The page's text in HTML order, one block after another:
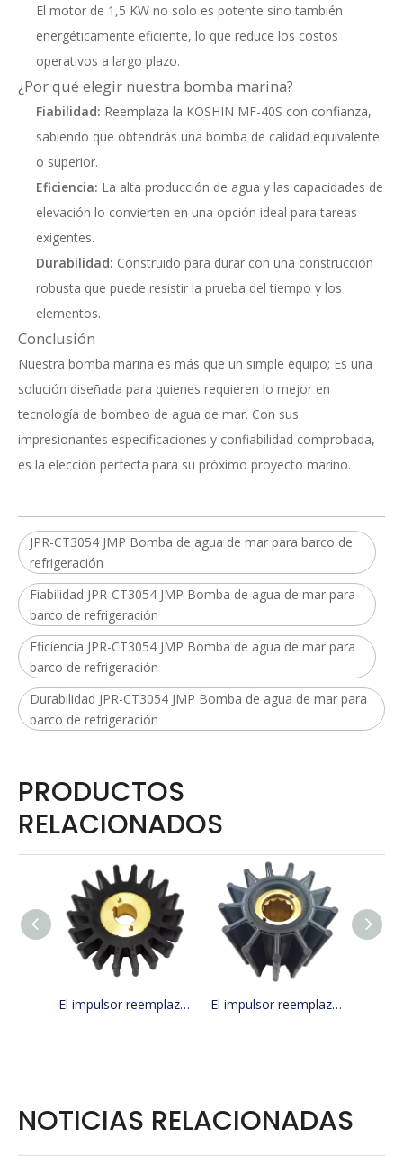
El motor de 1,5 KW no solo es potente sino también
energéticamente eficiente, lo que reduce los costos
operativos a largo plazo.
¿Por qué elegir nuestra bomba marina?
Fiabilidad: Reemplaza la KOSHIN MF-40S con confianza,
sabiendo que obtendrás una bomba de calidad equivalente
o superior.
Eficiencia: La alta producción de agua y las capacidades de
elevación lo convierten en una opción ideal para tareas
exigentes.
Durabilidad: Construido para durar con una construcción
robusta que puede resistir la prueba del tiempo y los
elementos.
Conclusión
Nuestra bomba marina es más que un simple equipo; Es una
solución diseñada para quienes requieren lo mejor en
tecnología de bombeo de agua de mar. Con sus
impresionantes especificaciones y confiabilidad comprobada,
es la elección perfecta para su próximo proyecto marino.
JPR-CT3054 JMP Bomba de agua de mar para barco de
refrigeración
Fiabilidad JPR-CT3054 JMP Bomba de agua de mar para
barco de refrigeración
Eficiencia JPR-CT3054 JMP Bomba de agua de mar para
barco de refrigeración
Durabilidad JPR-CT3054 JMP Bomba de agua de mar para
barco de refrigeración
PRODUCTOS
RELACIONADOS
El impulsor reemplaza a JMP 9500-01/JABSCO 15780-0000/JOHNSON 15299-1000 El impulsor reemplaza a JMP 9136K/KASHIYAMA SP-600 CON KINKI BK-0314
NOTICIAS RELACIONADAS